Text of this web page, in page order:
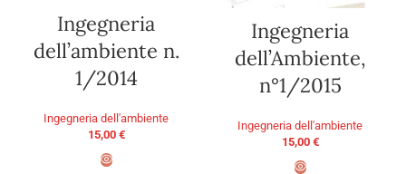
Ingegneria
dell’ambiente n.
1/2014
Ingegneria dell'ambiente
15,00 €
Ingegneria
dell’Ambiente,
n°1/2015
Ingegneria dell'ambiente
15,00 €